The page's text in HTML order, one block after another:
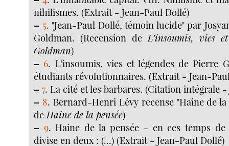
nihilismes. (Extrait - Jean-Paul Dollé)
– 5. "Jean-Paul Dollé, témoin lucide" par
Goldman. (Recension deL’insoumis, vies
Goldman)
– 6. L’insoumis, vies et légendes de Pierre
étudiants révolutionnaires. (Extrait - Jean-
– 7. La cité et les barbares. (Citation intégrale
– 8. Bernard-Henri Lévy recense "Haine de la
deHaine de la pensée)
– 9. Haine de la pensée - en ces temps de
divise en deux : (...) (Extrait - Jean-Paul Dollé)